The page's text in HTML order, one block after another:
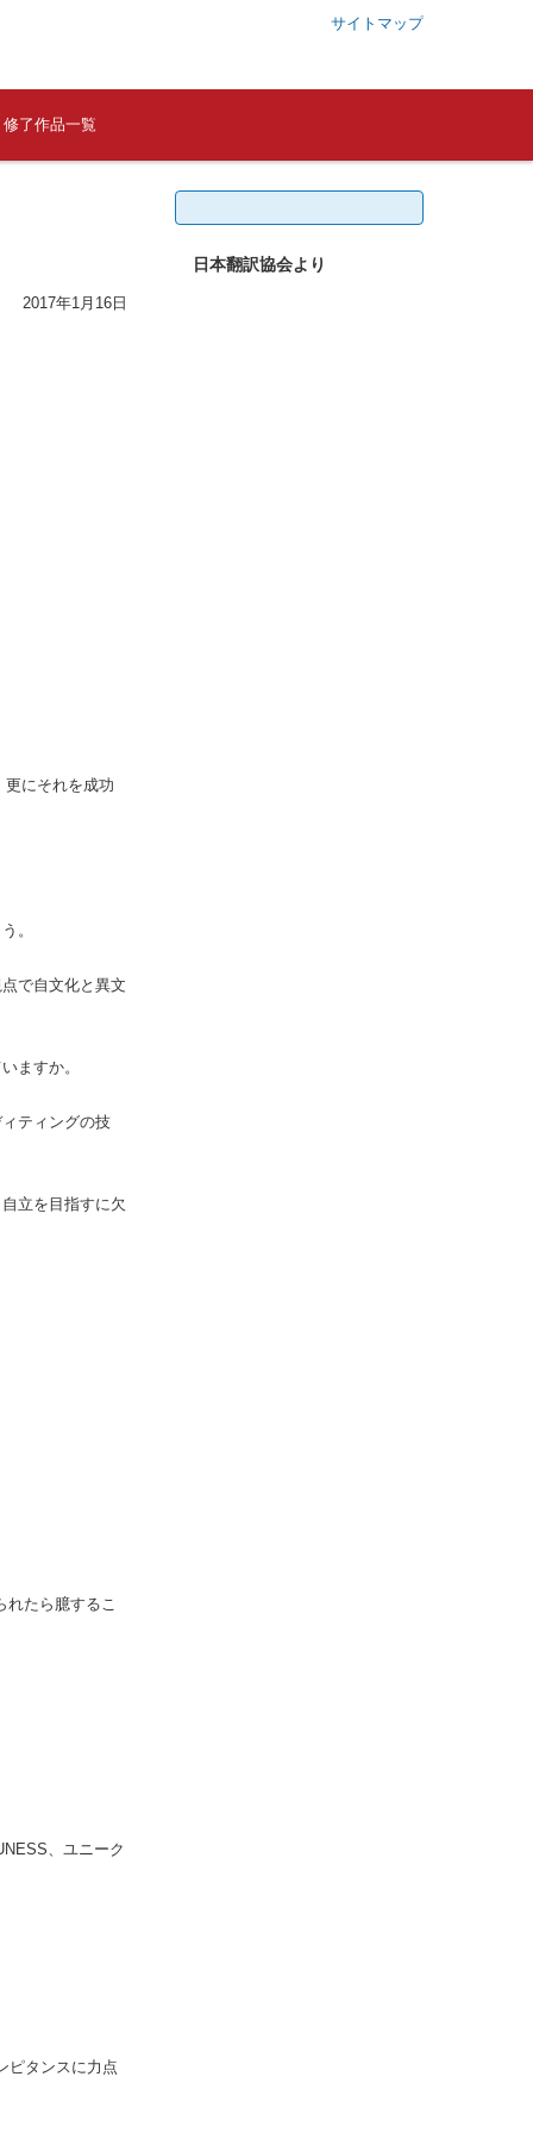
サイトマップ
修了作品一覧
にそれを成功
。
で自文化と異文
ますか。
ティングの技
立を目指すに欠
たら臆するこ
、ユニーク
タンスに力点